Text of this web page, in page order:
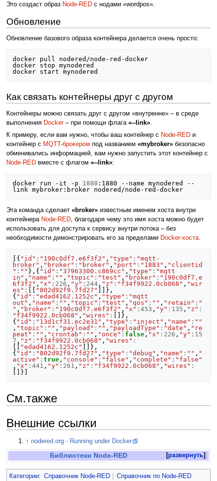
Это создаст образ Node-REDс нодами «wordpos».
Обновление
Обновление базового образа контейнера делается очень просто:
docker pull nodered/node-red-docker
docker stop mynodered
Как связать контейнеры друг с другом
Контейнеры можно связать друг с другом «внутренне» – в среде
выполнения Docker– при помощи флага «--link».
К примеру, если вам нужно, чтобы ваш контейнер с Node-REDи
контейнер с MQTT-брокером под названием «mybroker»безопасно
обменивались информацией, вам нужно запустить этот контейнер с
Node-REDвместе с флагом «--link»:
docker run -it -p 1880 :1880 --name mynodered --
Эта команда сделает «broker»известным именем хоста внутри
контейнера Node-RED, благодаря чему это имя хоста можно будет
использовать для доступа к сервису внутри потока – без
необходимости демонстрировать его за пределами Docker-хоста.
[{ "id" : "190c0df7.e6f3f2" , "type" : "mqtt-
broker" , "broker" : "broker" , "port" : "1883" , "clientid
" : "" },{ "id" : "37963300.c869cc" , "type" : "mqtt
in" , "name" : "" , "topic" : "test" , "broker" : "190c0df7.e
6f3f2" , "x" : 226 , "y" : 244 , "z" : "f34f9922.0cb068" , "wir
es" : "802d92f9.7fd27"
]]},
{ "id" : "edad4162.1252c" , "type" : "mqtt
out" , "name" : "" , "topic" : "test" , "qos" : "" , "retain" : "
" , "broker" : "190c0df7.e6f3f2" , "x" :453 , "y" : 135 , "z" :
"f34f9922.0cb068" , "wires" :
[]},
{ "id" : "13d1cf31.ec2e31" , "type" : "inject" , "name" : ""
, "topic" : "" , "payload" : "" , "payloadType" : "date" , "re
peat" : "" , "crontab" : "" , "once" : false , "x" : 226 , "y" : 15
7 , "z" : "f34f9922.0cb068" , "wires" :
"edad4162.1252c"
]]},
{ "id" : "802d92f9.7fd27" , "type" : "debug" , "name" : "" , "
active" :true , "console" : "false" , "complete" : "false"
, "x" :441 , "y" : 261 , "z" : "f34f9922.0cb068" , "wires" :
[]}]
См.также
Внешние ссылки
↑ nodered.org - Running under Docker
развернуть
Библиотеки Node-RED
Категории: Справочник Node-RED Справочник по Node-RED